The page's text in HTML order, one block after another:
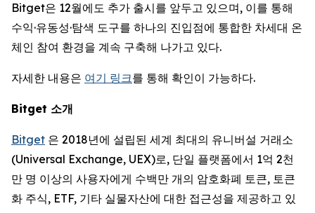
Bitget은 12월에도 추가 출시를 앞두고 있으며, 이를 통해
수익·유동성·탐색 도구를 하나의 진입점에 통합한 차세대 온
체인 참여 환경을 계속 구축해 나가고 있다.
자세한 내용은 여기 링크를 통해 확인이 가능하다.
Bitget 소개
Bitget 은 2018년에 설립된 세계 최대의 유니버설 거래소
(Universal Exchange, UEX)로, 단일 플랫폼에서 1억 2천
만 명 이상의 사용자에게 수백만 개의 암호화폐 토큰, 토큰
화 주식, ETF, 기타 실물자산에 대한 접근성을 제공하고 있